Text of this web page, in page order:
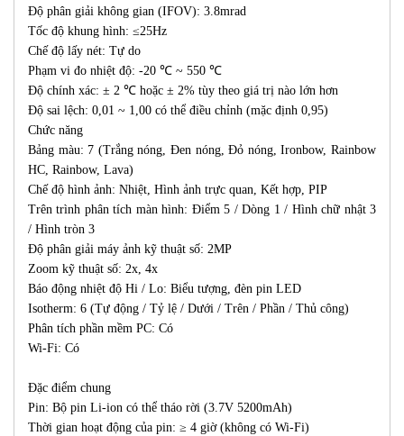
Độ phân giải không gian (IFOV): 3.8mrad
Tốc độ khung hình: ≤25Hz
Chế độ lấy nét: Tự do
Phạm vi đo nhiệt độ: -20 ℃ ~ 550 ℃
Độ chính xác: ± 2 ℃ hoặc ± 2% tùy theo giá trị nào lớn hơn
Độ sai lệch: 0,01 ~ 1,00 có thể điều chỉnh (mặc định 0,95)
Chức năng
Bảng màu: 7 (Trắng nóng, Đen nóng, Đỏ nóng, Ironbow, Rainbow
HC, Rainbow, Lava)
Chế độ hình ảnh: Nhiệt, Hình ảnh trực quan, Kết hợp, PIP
Trên trình phân tích màn hình: Điểm 5 / Dòng 1 / Hình chữ nhật 3
/ Hình tròn 3
Độ phân giải máy ảnh kỹ thuật số: 2MP
Zoom kỹ thuật số: 2x, 4x
Báo động nhiệt độ Hi / Lo: Biểu tượng, đèn pin LED
Isotherm: 6 (Tự động / Tỷ lệ / Dưới / Trên / Phần / Thủ công)
Phân tích phần mềm PC: Có
Wi-Fi: Có
Đặc điểm chung
Pin: Bộ pin Li-ion có thể tháo rời (3.7V 5200mAh)
Thời gian hoạt động của pin: ≥ 4 giờ (không có Wi-Fi)